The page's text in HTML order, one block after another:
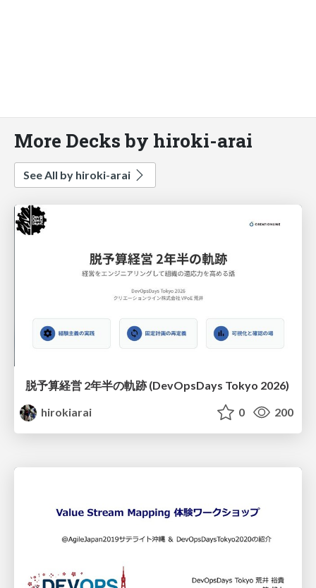
More Decks by hiroki-arai
See All by hiroki-arai
脱予算経営 2年半の軌跡 (DevOpsDays Tokyo 2026)
hirokiarai
0 200